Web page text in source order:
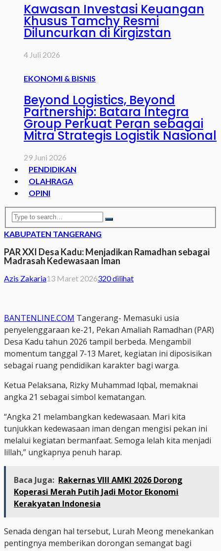
Kawasan Investasi Keuangan
Khusus Tamchy Resmi
Diluncurkan di Kirgizstan
4 Juli 2026
EKONOMI & BISNIS
Beyond Logistics, Beyond
Partnership: Batara Integra
Group Perkuat Peran sebagai
Mitra Strategis Logistik Nasional
29 Juni 2026
PENDIDIKAN
OLAHRAGA
OPINI
KABUPATEN TANGERANG
PAR XXI Desa Kadu: Menjadikan Ramadhan sebagai
Madrasah Kedewasaan Iman
Azis Zakaria13 Maret 2026320 dilihat
BANTENLINE.COM Tangerang- Memasuki usia
penyelenggaraan ke-21, Pekan Amaliah Ramadhan (PAR)
Desa Kadu tahun 2026 tampil berbeda. Mengambil
momentum tanggal 7-13 Maret, kegiatan ini diposisikan
sebagai ruang pendidikan karakter bagi warga.
​Ketua Pelaksana, Rizky Muhammad Iqbal, memaknai
angka 21 sebagai simbol kematangan.
“Angka 21 melambangkan kedewasaan. Mari kita
tunjukkan kedewasaan iman dengan mengisi pekan ini
melalui kegiatan bermanfaat. Semoga lelah kita menjadi
lillah,” ungkapnya penuh harap.
Baca Juga: Rakernas VIII AMKI 2026 Dorong
Koperasi Merah Putih Jadi Motor Ekonomi
Kerakyatan Indonesia
​Senada dengan hal tersebut, Lurah Meong menekankan
pentingnya memberikan dorongan semangat bagi